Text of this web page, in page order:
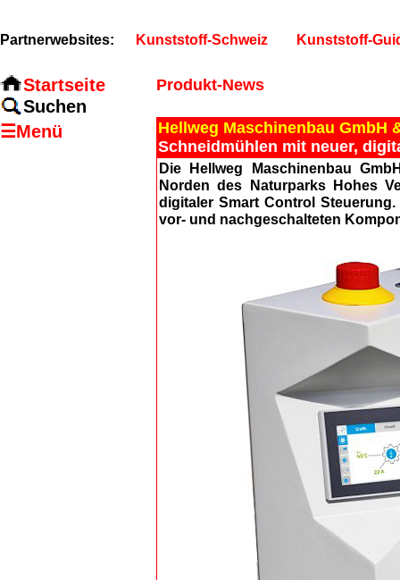
Produkt-News
Hellweg Maschinenbau GmbH
Schneidmühlen mit neuer,
Die Hellweg Maschinenbau
Norden des Naturparks Hohes
digitaler Smart Control
vor- und nachgeschalteten
Startseite
Suchen
☰Menü
Partnerwebsites: Kunststoff-Schweiz Kunststoff-